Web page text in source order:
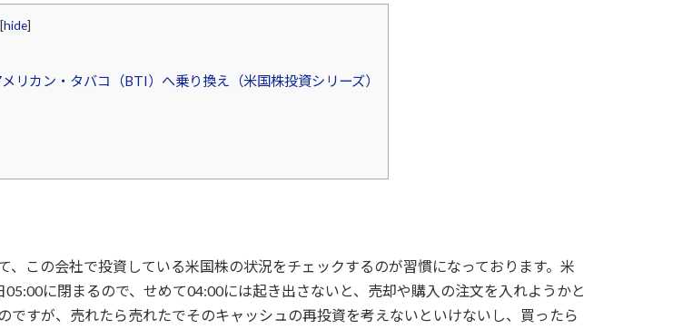
[hide]
リカン・タバコ（BTI）へ乗り換え（米国株投資シリーズ）
この会社で投資している米国株の状況をチェックするのが習慣になっております。米
に閉まるので、せめて04:00には起き出さないと、売却や購入の注文を入れようかと
すが、売れたら売れたでそのキャッシュの再投資を考えないといけないし、買ったら